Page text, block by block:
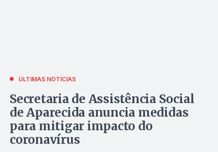
ÚLTIMAS NOTÍCIAS
Secretaria de Assistência Social
de Aparecida anuncia medidas
para mitigar impacto do
coronavírus